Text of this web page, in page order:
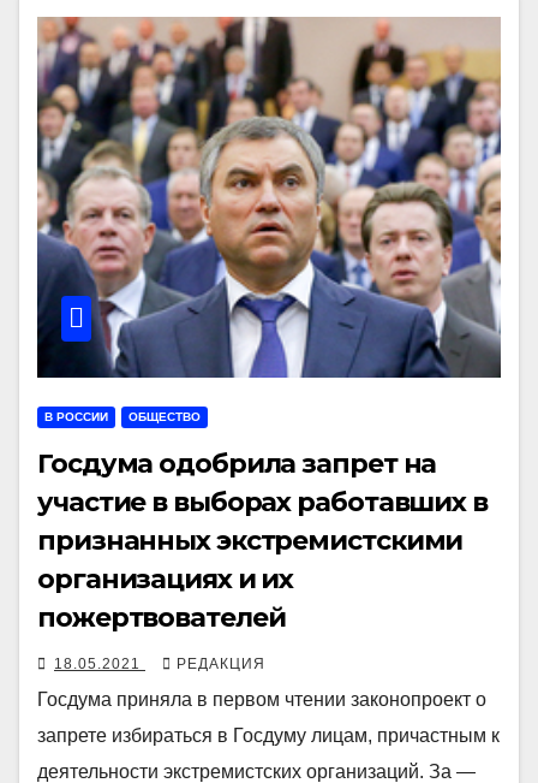
В РОССИИ ОБЩЕСТВО
Госдума одобрила запрет на
участие в выборах работавших в
признанных экстремистскими
организациях и их
пожертвователей
18.05.2021 РЕДАКЦИЯ
Госдума приняла в первом чтении законопроект о
запрете избираться в Госдуму лицам, причастным к
деятельности экстремистских организаций. За —